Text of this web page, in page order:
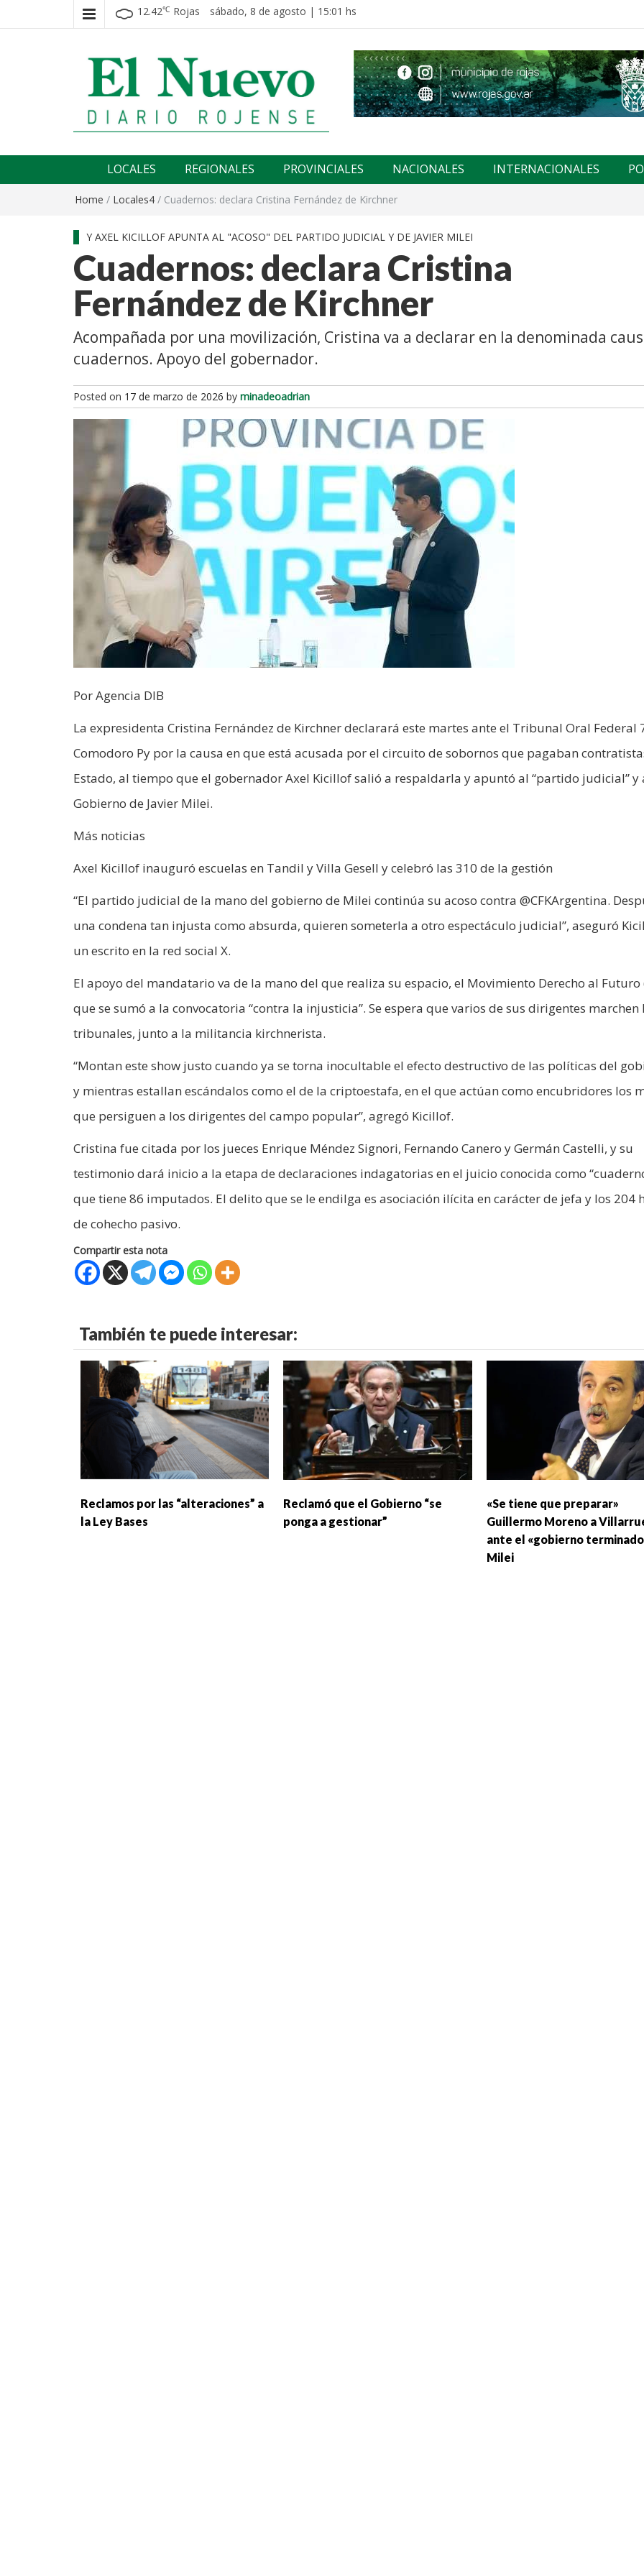
12.42℃ Rojas sábado, 8 de agosto | 15:01 hs
El nuevo rojense
LOCALES REGIONALES PROVINCIALES NACIONALES INTERNACIONALES
Home / Locales4 / Cuadernos: declara Cristina Fernández de Kirchner
Y AXEL KICILLOF APUNTA AL "ACOSO" DEL PARTIDO JUDICIAL Y DE JAVIER MILEI
Cuadernos: declara Cristina
Fernández de Kirchner
Acompañada por una movilización, Cristina va a declarar en la denominada
cuadernos. Apoyo del gobernador.
Posted on 17 de marzo de 2026 by minadeoadrian
Por Agencia DIB
La expresidenta Cristina Fernández de Kirchner declarará este martes ante el Tribunal Oral Federal
Comodoro Py por la causa en que está acusada por el circuito de sobornos que pagaban
Estado, al tiempo que el gobernador Axel Kicillof salió a respaldarla y apuntó al “partido judicial” y
Gobierno de Javier Milei.
Más noticias
Axel Kicillof inauguró escuelas en Tandil y Villa Gesell y celebró las 310 de la gestión
“El partido judicial de la mano del gobierno de Milei continúa su acoso contra @CFKArgentina.
una condena tan injusta como absurda, quieren someterla a otro espectáculo judicial”, aseguró
un escrito en la red social X.
El apoyo del mandatario va de la mano del que realiza su espacio, el Movimiento Derecho al Futuro
que se sumó a la convocatoria “contra la injusticia”. Se espera que varios de sus dirigentes marchen
tribunales, junto a la militancia kirchnerista.
“Montan este show justo cuando ya se torna inocultable el efecto destructivo de las políticas del
y mientras estallan escándalos como el de la criptoestafa, en el que actúan como encubridores los
que persiguen a los dirigentes del campo popular”, agregó Kicillof.
Cristina fue citada por los jueces Enrique Méndez Signori, Fernando Canero y Germán Castelli, y su
testimonio dará inicio a la etapa de declaraciones indagatorias en el juicio conocida como
que tiene 86 imputados. El delito que se le endilga es asociación ilícita en carácter de jefa y los 204
de cohecho pasivo.
Compartir esta nota
También te puede interesar:
Reclamos por las “alteraciones” a
la Ley Bases
Reclamó que el Gobierno “se
ponga a gestionar”
«Se tiene que preparar»
Guillermo Moreno a
ante el «gobierno
Milei